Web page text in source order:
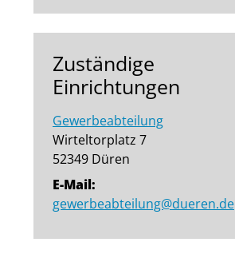
Zuständige
Einrichtungen
Gewerbeabteilung
Wirteltorplatz 7
52349 Düren
E-Mail:
gewerbeabteilung@dueren.de